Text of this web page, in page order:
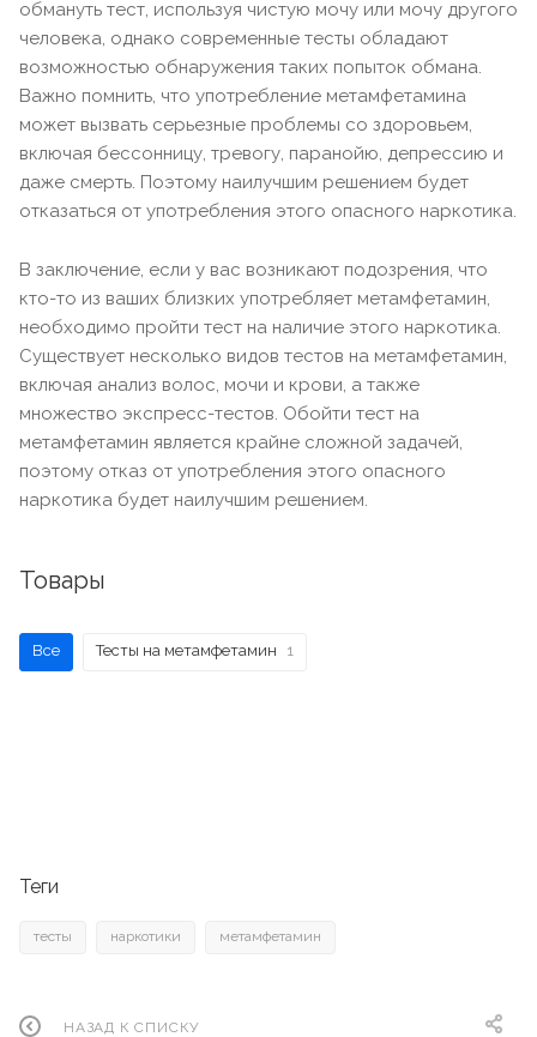
обмануть тест, используя чистую мочу или мочу другого
человека, однако современные тесты обладают
возможностью обнаружения таких попыток обмана.
Важно помнить, что употребление метамфетамина
может вызвать серьезные проблемы со здоровьем,
включая бессонницу, тревогу, паранойю, депрессию и
даже смерть. Поэтому наилучшим решением будет
отказаться от употребления этого опасного наркотика.
В заключение, если у вас возникают подозрения, что
кто-то из ваших близких употребляет метамфетамин,
необходимо пройти тест на наличие этого наркотика.
Существует несколько видов тестов на метамфетамин,
включая анализ волос, мочи и крови, а также
множество экспресс-тестов. Обойти тест на
метамфетамин является крайне сложной задачей,
поэтому отказ от употребления этого опасного
наркотика будет наилучшим решением.
Товары
Все Тесты на метамфетамин 1
Теги
тесты наркотики метамфетамин
НАЗАД К СПИСКУ